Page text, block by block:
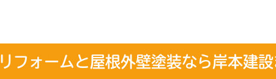
リフォームと屋根外壁塗装なら岸本建